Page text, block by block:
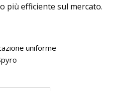
più efficiente sul mercato.
uniforme